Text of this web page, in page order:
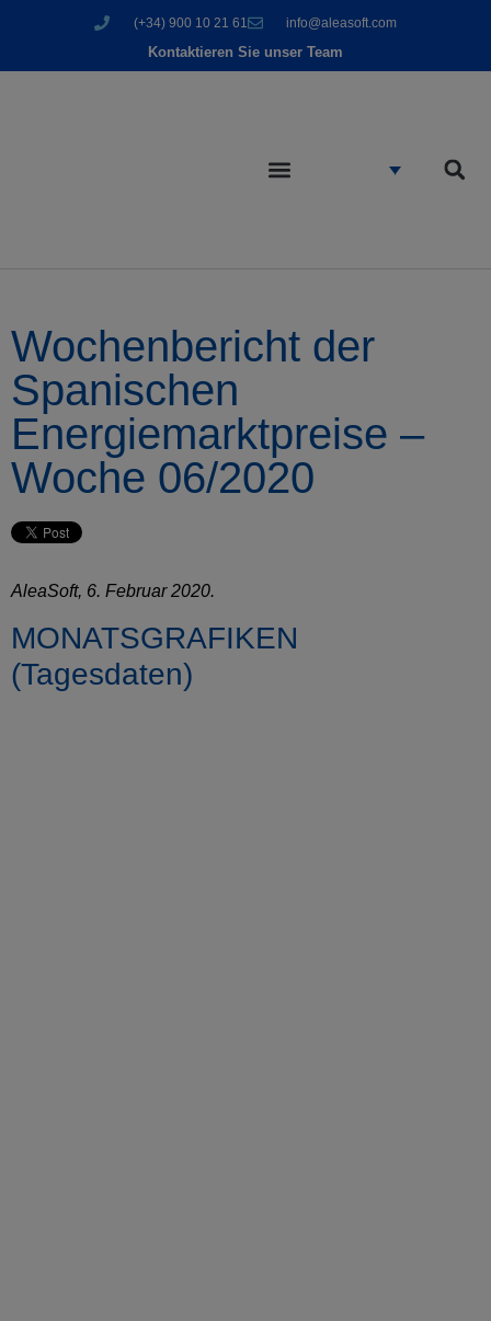
(+34) 900 10 21 61 info@aleasoft.com
Kontaktieren Sie unser Team
Wochenbericht der
Spanischen
Energiemarktpreise –
Woche 06/2020
AleaSoft, 6. Februar 2020.
MONATSGRAFIKEN
(Tagesdaten)